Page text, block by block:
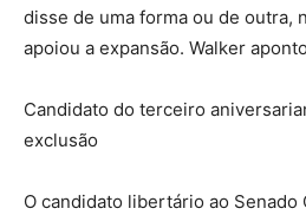
disse de uma forma ou de outra,
apoiou a expansão. Walker
Candidato do terceiro
exclusão
O candidato libertário ao Senado